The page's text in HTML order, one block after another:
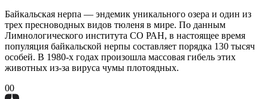
Байкальская нерпа — эндемик уникального озера и один из
трех пресноводных видов тюленя в мире. По данным
Лимнологического института СО РАН, в настоящее время
популяция байкальской нерпы составляет порядка 130 тысяч
особей. В 1980-х годах произошла массовая гибель этих
животных из-за вируса чумы плотоядных.
00